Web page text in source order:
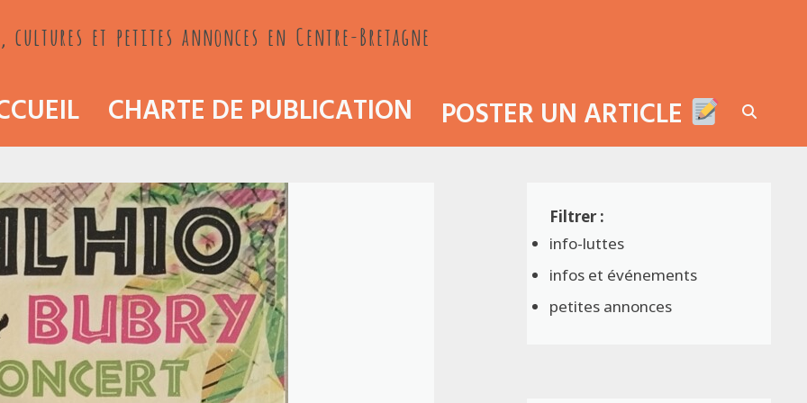
et petites annonces en Centre-Bretagne
CHARTE DE PUBLICATION POSTER UN ARTICLE
info-luttes
infos et événements
petites annonces